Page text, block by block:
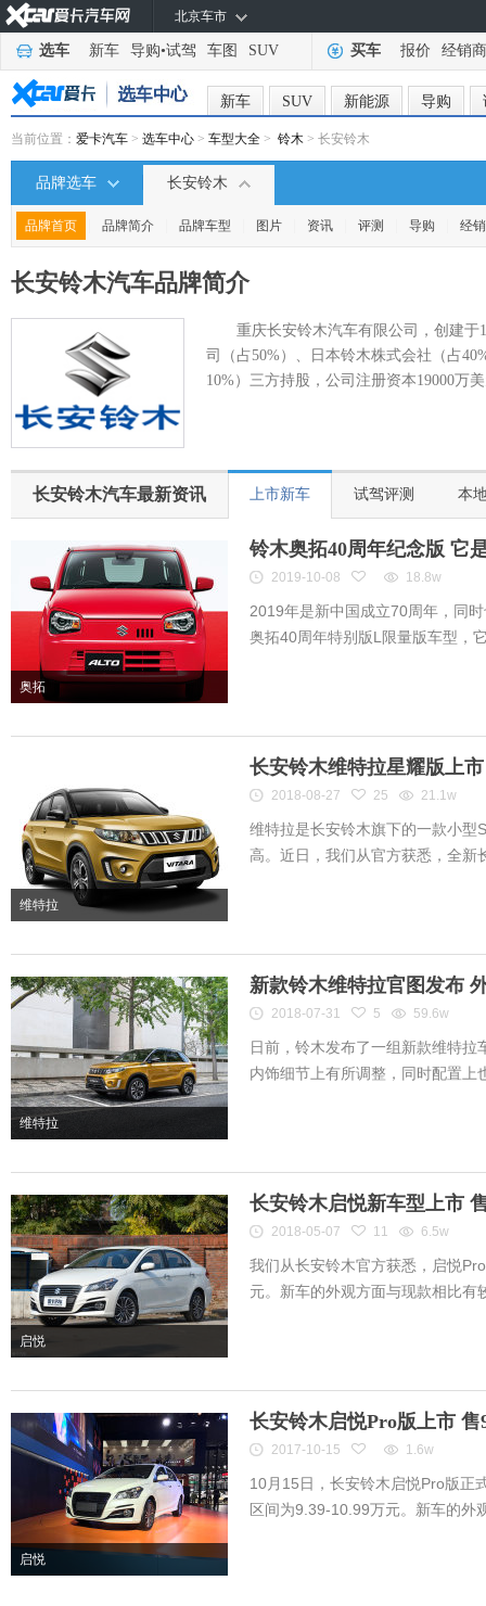
北京车市
选车 新车 导购•试驾 车图 SUV 买车 报价 经销商
新车 SUV 新能源 导购
当前位置： 爱卡汽车 > 选车中心 > 车型大全 > 铃木 > 长安铃木
品牌选车 长安铃木
品牌首页 品牌简介 品牌车型 图片 资讯 评测 导购 经
长安铃木汽车品牌简介
重庆长安铃木汽车有限公司，创建于
司（占50%）、日本铃木株式会社（占
10%）三方持股，公司注册资本19000万
长安铃木汽车最新资讯 上市新车 试驾评测 本
奥拓
铃木奥拓40周年纪念版 它
2019-10-08 18.8w
2019年是新中国成立70周年，同
奥拓40周年特别版L限量版车型，
维特拉
长安铃木维特拉星耀版上
2018-08-27 25 21.1w
维特拉是长安铃木旗下的一款小型
高。近日，我们从官方获悉，全新
维特拉
新款铃木维特拉官图发布
2018-07-31 5 59.6w
日前，铃木发布了一组新款维特
内饰细节上有所调整，同时配置上
启悦
长安铃木启悦新车型上市
2018-05-07 11 6.5w
我们从长安铃木官方获悉，启悦
元。新车的外观方面与现款相比有
启悦
长安铃木启悦Pro版上市 售
2017-10-15 1.6w
10月15日，长安铃木启悦Pro版正
区间为9.39-10.99万元。新车的外